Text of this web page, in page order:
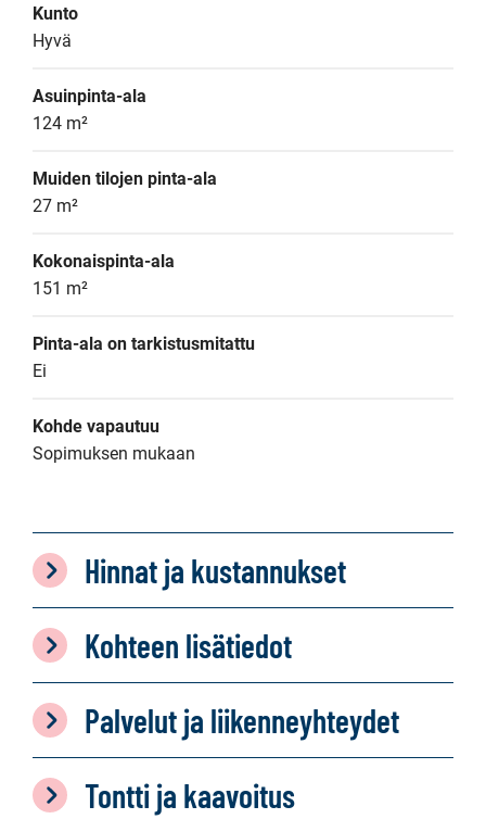
Kunto
Hyvä
Asuinpinta-ala
124 m²
Muiden tilojen pinta-ala
27 m²
Kokonaispinta-ala
151 m²
Pinta-ala on tarkistusmitattu
Ei
Kohde vapautuu
Sopimuksen mukaan
Hinnat ja kustannukset
Kohteen lisätiedot
Palvelut ja liikenneyhteydet
Tontti ja kaavoitus